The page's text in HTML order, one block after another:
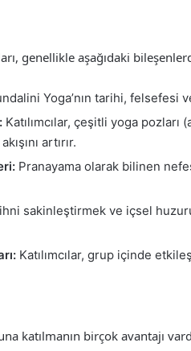
genellikle aşağıdaki
Yoga’nın tarihi, felsefesi
Katılımcılar, çeşitli yoga
artırır.
Pranayama olarak bilinen
sakinleştirmek ve içsel
Katılımcılar, grup içinde
katılmanın birçok avantajı